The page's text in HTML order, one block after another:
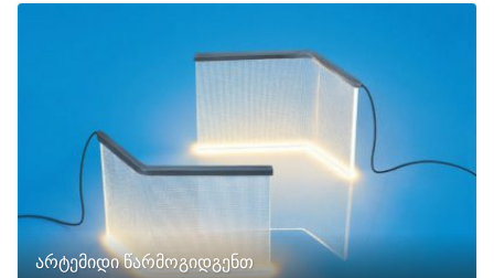
არტემიდი წარმოგიდგენთ